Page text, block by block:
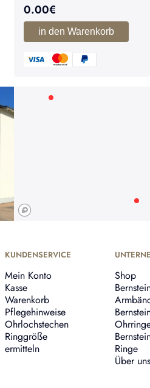
0.00€
in den Warenkorb
KUNDENSERVICE
Mein Konto
Kasse
Warenkorb
Pflegehinweise
Ohrlochstechen
Ringgröße
ermitteln
Shop
Ringe
Über uns